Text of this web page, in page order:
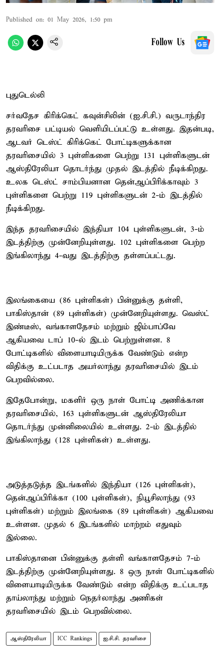
Published on: 01 May 2026, 1:50 pm
Follow Us
புதுடெல்லி
சர்வதேச கிரிக்கெட் கவுன்சிலின் (ஐ.சி.சி.) வருடாந்திர
தரவரிசை பட்டியல் வெளியிடப்பட்டு உள்ளது. இதன்படி,
ஆடவர் டெஸ்ட் கிரிக்கெட் போட்டிகளுக்கான
தரவரிசையில் 3 புள்ளிகளை பெற்று 131 புள்ளிகளுடன்
ஆஸ்திரேலியா தொடர்ந்து முதல் இடத்தில் நீடிக்கிறது.
உலக டெஸ்ட் சாம்பியனான தென்ஆப்பிரிக்காவும் 3
புள்ளிகளை பெற்று 119 புள்ளிகளுடன் 2-ம் இடத்தில்
நீடிக்கிறது.
இந்த தரவரிசையில் இந்தியா 104 புள்ளிகளுடன், 3-ம்
இடத்திற்கு முன்னேறியுள்ளது. 102 புள்ளிகளை பெற்ற
இங்கிலாந்து 4-வது இடத்திற்கு தள்ளப்பட்டது.
இலங்கையை (86 புள்ளிகள்) பின்னுக்கு தள்ளி,
பாகிஸ்தான் (89 புள்ளிகள்) முன்னேறியுள்ளது. வெஸ்ட்
இண்டீஸ், வங்காளதேசம் மற்றும் ஜிம்பாப்வே
ஆகியவை டாப் 10-ல் இடம் பெற்றுள்ளன. 8
போட்டிகளில் விளையாடியிருக்க வேண்டும் என்ற
விதிக்கு உட்படாத அயர்லாந்து தரவரிசையில் இடம்
பெறவில்லை.
இதேபோன்று, மகளிர் ஒரு நாள் போட்டி அணிக்கான
தரவரிசையில், 163 புள்ளிகளுடன் ஆஸ்திரேலியா
தொடர்ந்து முன்னிலையில் உள்ளது. 2-ம் இடத்தில்
இங்கிலாந்து (128 புள்ளிகள்) உள்ளது.
அடுத்தடுத்த இடங்களில் இந்தியா (126 புள்ளிகள்),
தென்ஆப்பிரிக்கா (100 புள்ளிகள்), நியூசிலாந்து (93
புள்ளிகள்) மற்றும் இலங்கை (89 புள்ளிகள்) ஆகியவை
உள்ளன. முதல் 6 இடங்களில் மாற்றம் எதுவும்
இல்லை.
பாகிஸ்தானை பின்னுக்கு தள்ளி வங்காளதேசம் 7-ம்
இடத்திற்கு முன்னேறியுள்ளது. 8 ஒரு நாள் போட்டிகளில்
விளையாடியிருக்க வேண்டும் என்ற விதிக்கு உட்படாத
தாய்லாந்து மற்றும் நெதர்லாந்து அணிகள்
தரவரிசையில் இடம் பெறவில்லை.
ஆஸ்திரேலியா ICC Rankings ஐ.சி.சி. தரவரிசை